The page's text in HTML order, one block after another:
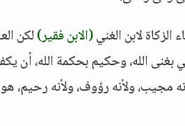
الزكاة لابن الغني(الابن فقير)لكن
الله، وحكيم بحكمة الله، أن
مجيب، ولأنه رؤوف، ولأنه رحيم،